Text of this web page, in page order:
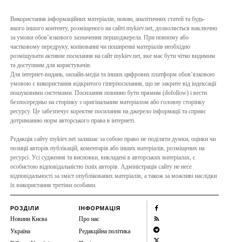
Використання інформаційних матеріалів, новин, аналітичних статей та будь-
якого іншого контенту, розміщеного на сайті mykiev.net, дозволяється виключно
за умови обов’язкового зазначення першоджерела. При повному або
частковому передруку, копіюванні чи поширенні матеріалів необхідно
розміщувати активне посилання на сайт mykiev.net, яке має бути чітко видимим
та доступним для користувачів.
Для інтернет-видань, онлайн-медіа та інших цифрових платформ обов’язковою
умовою є використання відкритого гіперпосилання, що не закрите від індексації
пошуковими системами. Посилання повинно бути прямим (dofollow) і вести
безпосередньо на сторінку з оригінальним матеріалом або головну сторінку
ресурсу. Це забезпечує коректне посилання на джерело інформації та сприяє
дотриманню норм авторського права в інтернеті.
Редакція сайту mykiev.net залишає за собою право не поділяти думки, оцінки чи
позиції авторів публікацій, коментарів або інших матеріалів, розміщених на
ресурсі. Усі судження та висновки, викладені в авторських матеріалах, є
особистою відповідальністю їхніх авторів. Адміністрація сайту не несе
відповідальності за зміст опублікованих матеріалів, а також за можливі наслідки
їх використання третіми особами.
РОЗДІЛИ
Новини Києва
Україна
ІНФОРМАЦІЯ
Про нас
Редакційна політика